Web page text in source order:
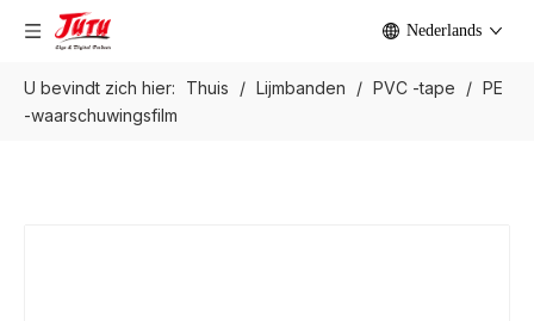
Nederlands
U bevindt zich hier: Thuis / Lijmbanden / PVC -tape / PE
-waarschuwingsfilm